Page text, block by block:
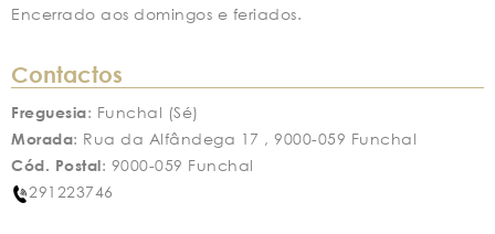
Encerrado aos domingos e feriados.
Contactos
Freguesia: Funchal (Sé)
Morada: Rua da Alfândega 17 , 9000-059 Funchal
Cód. Postal: 9000-059 Funchal
291223746